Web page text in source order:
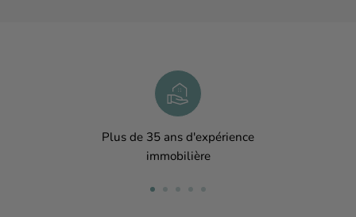
Plus de 35 ans d'expérience
immobilière